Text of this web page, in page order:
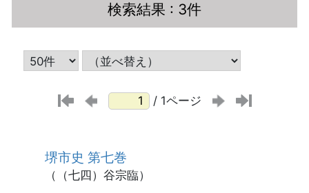
検索結果 : 3件
/ 1ページ
堺市史 第七巻
（（七四）谷宗臨）